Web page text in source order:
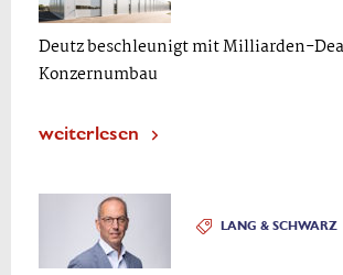
Deutz beschleunigt mit Milliarden-
Konzernumbau
weiterlesen
LANG & SCHWARZ